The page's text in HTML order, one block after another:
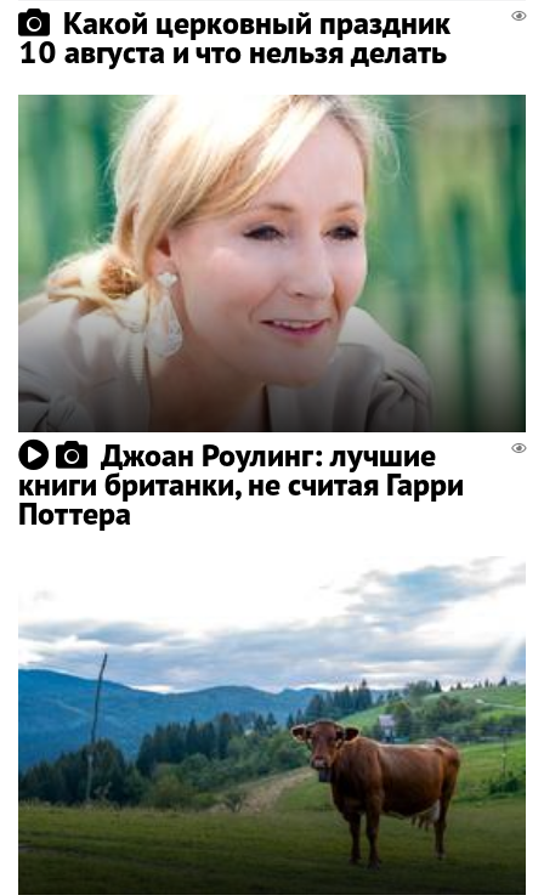
Какой церковный праздник
10 августа и что нельзя делать
Джоан Роулинг: лучшие
книги британки, не считая Гарри
Поттера